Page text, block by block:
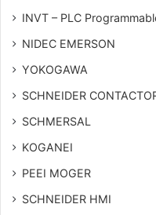
INVT – PLC
NIDEC EMERSON
YOKOGAWA
SCHNEIDER
SCHMERSAL
KOGANEI
PEEI MOGER
SCHNEIDER HMI